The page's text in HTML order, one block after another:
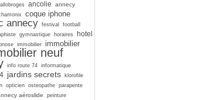
allobroges ancolie annecy
coque iphone
annecy festival
football
gymnastique horaires
hotel
immobilier immobilier
neuf
info route 74 informatique
jardins secrets
klorofile
opticien osteopathe parapente
aéroslide peinture